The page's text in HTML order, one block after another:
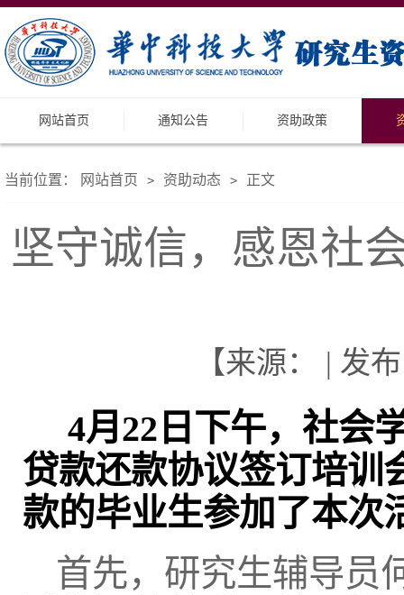
网站首页 通知公告 资助政策
当前位置： 网站首页 > 资助动态 > 正文
坚守诚信，感恩社
【来源： | 发
4月22日下午，社会
贷款还款协议签订培训
款的毕业生参加了本次
首先，研究生辅导员